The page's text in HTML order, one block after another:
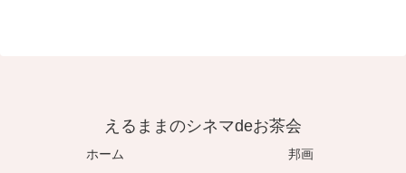
えるままのシネマdeお茶会
ホーム
邦画